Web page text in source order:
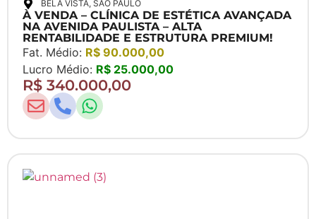
BELA VISTA, SAO PAULO
À VENDA – CLÍNICA DE ESTÉTICA AVANÇADA
NA AVENIDA PAULISTA – ALTA
RENTABILIDADE E ESTRUTURA PREMIUM!
Fat. Médio: R$ 90.000,00
Lucro Médio: R$ 25.000,00
R$ 340.000,00